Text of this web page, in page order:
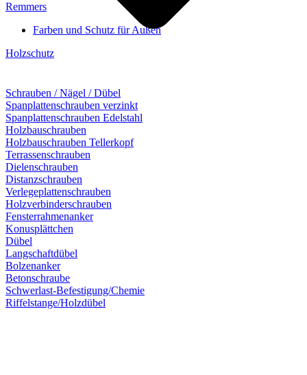
Remmers
Farben und Schutz für Außen
Holzschutz
Schrauben / Nägel / Dübel
Spanplattenschrauben verzinkt
Spanplattenschrauben Edelstahl
Holzbauschrauben
Holzbauschrauben Tellerkopf
Terrassenschrauben
Dielenschrauben
Distanzschrauben
Verlegeplattenschrauben
Holzverbinderschrauben
Fensterrahmenanker
Konusplättchen
Dübel
Langschaftdübel
Bolzenanker
Betonschraube
Schwerlast-Befestigung/Chemie
Riffelstange/Holzdübel